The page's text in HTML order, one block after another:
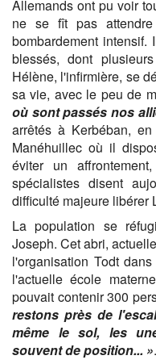
Allemands ont pu voir
ne se fît pas
bombardement
blessés, dont
Hélène, l'infirmière, se
sa vie, avec le peu de
où sont passés nos
arrêtés à Kerbéban,
Manéhuillec où il
éviter un
spécialistes disent
difficulté majeure libérer
La population se
Joseph. Cet abri,
l'organisation Todt
l'actuelle école
pouvait contenir 300
restons près de
même le sol, les
souvent de position... ».